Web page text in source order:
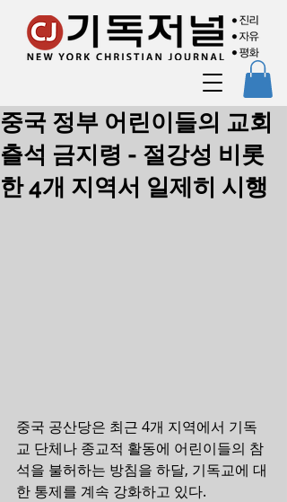
중국 정부 어린이들의 교회
츨석 금지령 - 절강성 비롯
한 4개 지역서 일제히 시행
중국 공산당은 최근 4개 지역에서 기독
교 단체나 종교적 활동에 어린이들의 참
석을 불허하는 방침을 하달, 기독교에 대
한 통제를 계속 강화하고 있다.